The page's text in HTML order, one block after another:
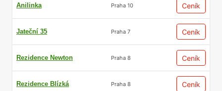
Anilinka Praha 10 Ceník
Jateční 35 Praha 7 Ceník
Rezidence Newton Praha 8 Ceník
Rezidence Blízká Praha 8 Ceník